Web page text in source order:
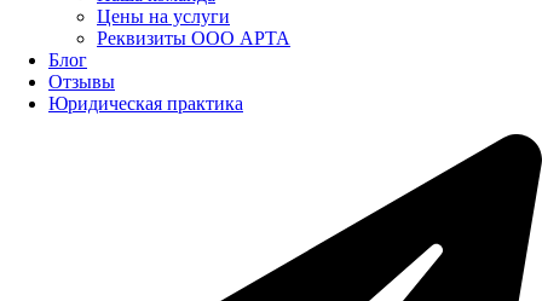
Цены на услуги
Реквизиты ООО АРТА
Блог
Отзывы
Юридическая практика